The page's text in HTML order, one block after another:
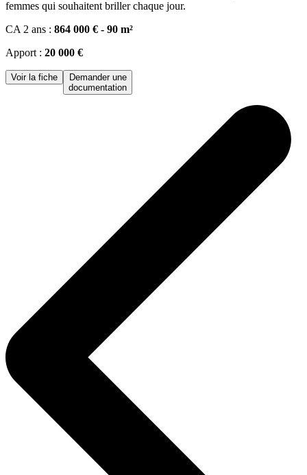
femmes qui souhaitent briller chaque jour.
CA 2 ans : 864 000 € - 90 m²
Apport : 20 000 €
Voir la fiche
Demander une
documentation